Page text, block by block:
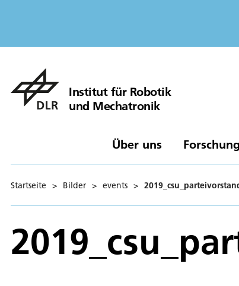
Institut für Robotik
und Mechatronik
Über uns Forschung
Startseite > Bilder > events >